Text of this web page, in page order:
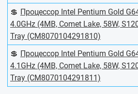
💲 Процессор Intel Pentium Gold
4.0GHz (4MB, Comet Lake, 58W,
Tray (CM8070104291810)
💲 Процессор Intel Pentium Gold
4.1GHz (4MB, Comet Lake, 58W,
Tray (CM8070104291811)